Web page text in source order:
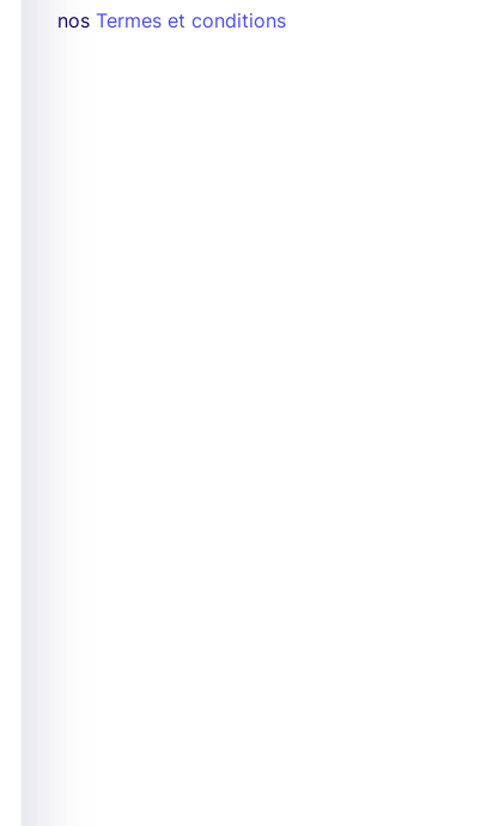
nos Termes et conditions